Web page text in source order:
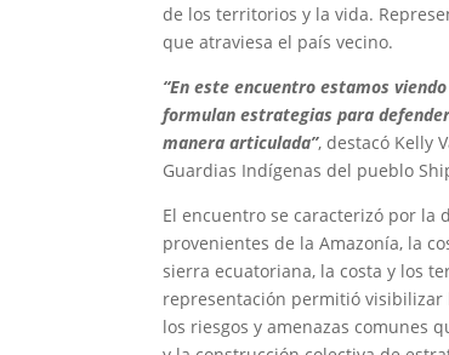
de los territorios y la vida.
que atraviesa el país vecino.
“En este encuentro estamos
formulan estrategias para
manera articulada”, destacó Kelly
Guardias Indígenas del pueblo
El encuentro se caracterizó por
provenientes de la Amazonía, la
sierra ecuatoriana, la costa y los
representación permitió visibilizar
los riesgos y amenazas comunes